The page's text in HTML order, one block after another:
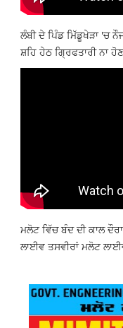
ਲੰਬੀ ਦੇ ਪਿੰਡ ਮਿੱਡੂਖੇੜਾ 'ਚ
ਸ਼ਹਿ ਹੇਠ ਗ੍ਰਿਫਤਾਰੀ ਨਾ
ਮਲੋਟ ਵਿੱਚ ਬੰਦ ਦੀ ਕਾਲ
ਲਾਈਵ ਤਸਵੀਰਾਂ ਮਲੋਟ